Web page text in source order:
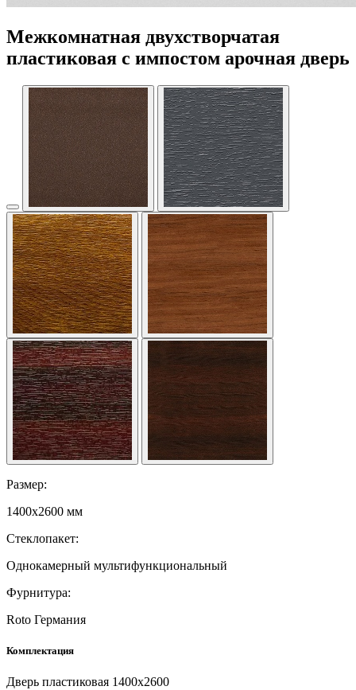
Межкомнатная двухстворчатая
пластиковая с импостом арочная дверь
Размер:
1400x2600 мм
Стеклопакет:
Однокамерный мультифункциональный
Фурнитура:
Roto Германия
Комплектация
Дверь пластиковая 1400x2600